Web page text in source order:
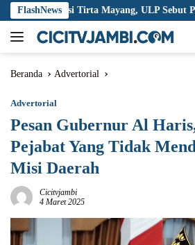
Langsung
ke
konten
FlashNews
Tirta Mayang, ULP Sebut Penawaran
Beranda Advertorial
Advertorial
Pesan Gubernur Al
Pejabat Yang Tidak
Misi Daerah
Cicitvjambi
4 Maret 2025